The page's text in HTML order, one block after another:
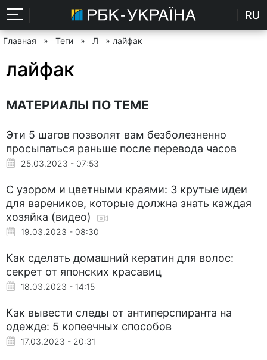
RU
Главная » Теги » Л » лайфак
лайфак
МАТЕРИАЛЫ ПО ТЕМЕ
Эти 5 шагов позволят вам безболезненно
просыпаться раньше после перевода часов
25.03.2023 - 07:53
С узором и цветными краями: 3 крутые идеи
для вареников, которые должна знать каждая
хозяйка (видео)
19.03.2023 - 08:30
Как сделать домашний кератин для волос:
секрет от японских красавиц
18.03.2023 - 14:15
Как вывести следы от антиперспиранта на
одежде: 5 копеечных способов
17.03.2023 - 20:31